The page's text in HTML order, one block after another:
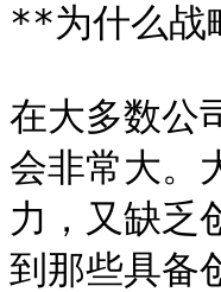
**为什么战
在大多数公
会非常大。
力，又缺乏
到那些具备